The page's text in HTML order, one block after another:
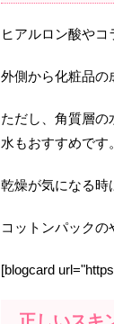
ヒアルロン酸や
外側から化粧品の
ただし、角質層
水もおすすめです。
乾燥が気になる時
コットンパックの
[blogcard